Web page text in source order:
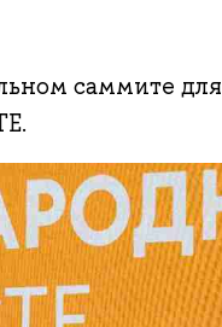
саммите для